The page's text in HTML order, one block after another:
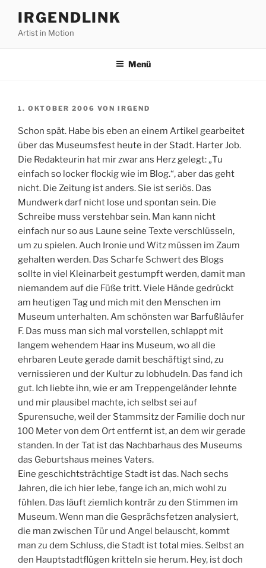
Inhalt
springen
IRGENDLINK
Artist in Motion
Menü
VERÖFFENTLICHT
1. OKTOBER 2006 VON IRGEND
Schon spät. Habe bis eben an einem Artikel gearbeitet
über das Museumsfest heute in der Stadt. Harter Job.
Die Redakteurin hat mir zwar ans Herz gelegt: „Tu
einfach so locker flockig wie im Blog.“, aber das geht
nicht. Die Zeitung ist anders. Sie ist seriös. Das
Mundwerk darf nicht lose und spontan sein. Die
Schreibe muss verstehbar sein. Man kann nicht
einfach nur so aus Laune seine Texte verschlüsseln,
um zu spielen. Auch Ironie und Witz müssen im Zaum
gehalten werden. Das Scharfe Schwert des Blogs
sollte in viel Kleinarbeit gestumpft werden, damit man
niemandem auf die Füße tritt. Viele Hände gedrückt
am heutigen Tag und mich mit den Menschen im
Museum unterhalten. Am schönsten war Barfußläufer
F. Das muss man sich mal vorstellen, schlappt mit
langem wehendem Haar ins Museum, wo all die
ehrbaren Leute gerade damit beschäftigt sind, zu
vernissieren und der Kultur zu lobhudeln. Das fand ich
gut. Ich liebte ihn, wie er am Treppengeländer lehnte
und mir plausibel machte, ich selbst sei auf
Spurensuche, weil der Stammsitz der Familie doch nur
100 Meter von dem Ort entfernt ist, an dem wir gerade
standen. In der Tat ist das Nachbarhaus des Museums
das Geburtshaus meines Vaters.
Eine geschichtsträchtige Stadt ist das. Nach sechs
Jahren, die ich hier lebe, fange ich an, mich wohl zu
fühlen. Das läuft ziemlich konträr zu den Stimmen im
Museum. Wenn man die Gesprächsfetzen analysiert,
die man zwischen Tür und Angel belauscht, kommt
man zu dem Schluss, die Stadt ist total mies. Selbst an
den Hauptstadtflügen kritteln sie herum. Hey, ist doch